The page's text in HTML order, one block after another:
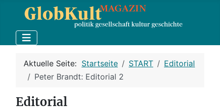
Aktuelle Seite: Startseite START
Editorial
Peter Brandt: Editorial 2
Editorial